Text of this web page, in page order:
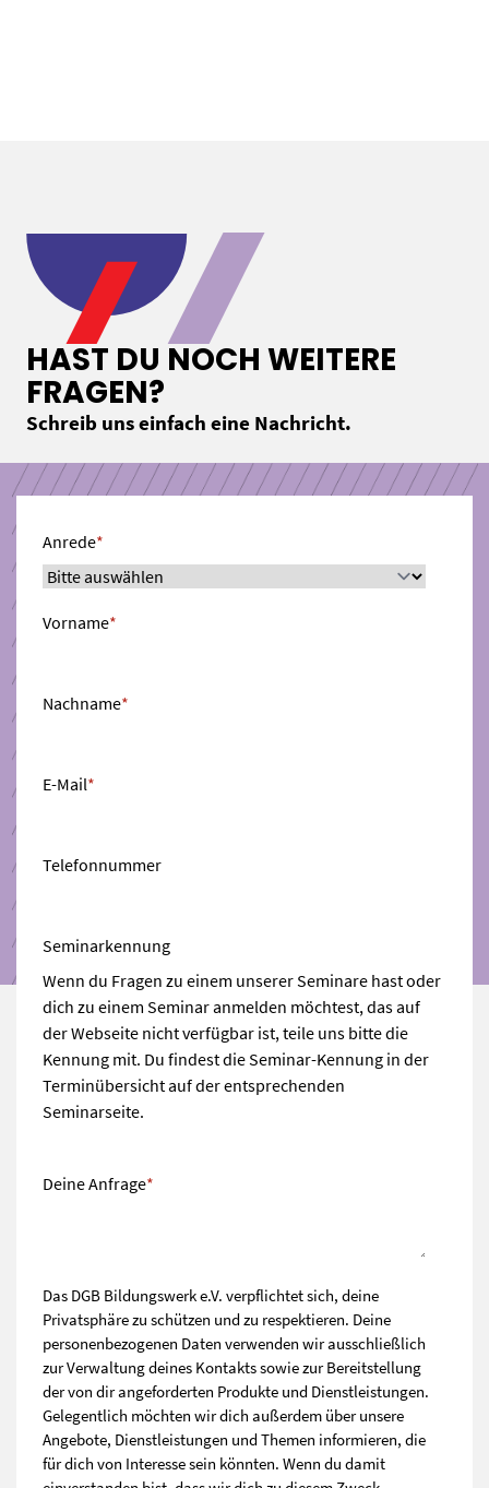
HAST DU NOCH WEITERE
FRAGEN?
Schreib uns einfach eine Nachricht.
Anrede*
Vorname*
Nachname*
E-Mail*
Telefonnummer
Seminarkennung
Wenn du Fragen zu einem unserer Seminare hast oder
dich zu einem Seminar anmelden möchtest, das auf
der Webseite nicht verfügbar ist, teile uns bitte die
Kennung mit. Du findest die Seminar-Kennung in der
Terminübersicht auf der entsprechenden
Seminarseite.
Deine Anfrage*
Das DGB Bildungswerk e.V. verpflichtet sich, deine
Privatsphäre zu schützen und zu respektieren. Deine
personenbezogenen Daten verwenden wir ausschließlich
zur Verwaltung deines Kontakts sowie zur Bereitstellung
der von dir angeforderten Produkte und Dienstleistungen.
Gelegentlich möchten wir dich außerdem über unsere
Angebote, Dienstleistungen und Themen informieren, die
für dich von Interesse sein könnten. Wenn du damit